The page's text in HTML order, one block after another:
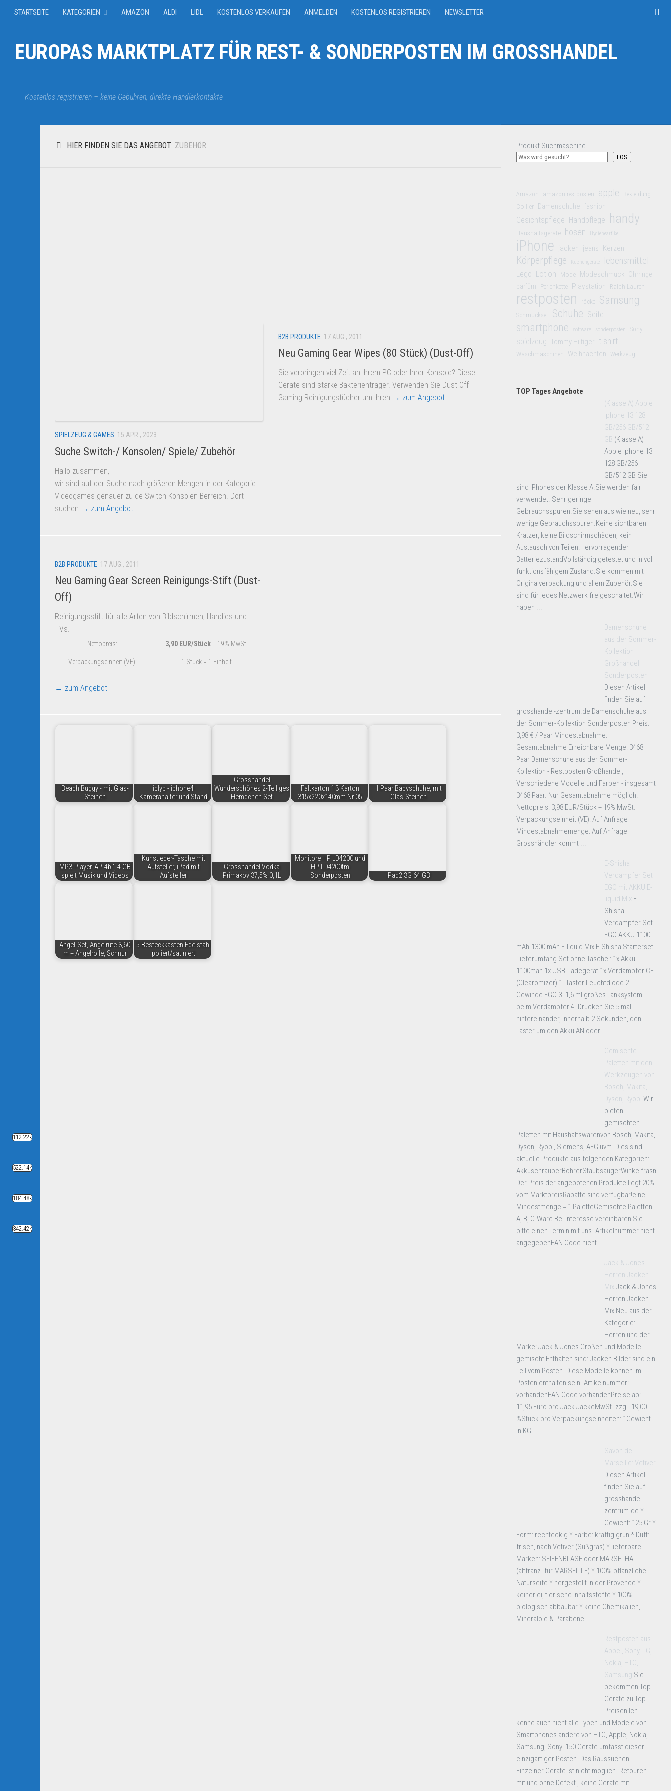
STARTSEITE KATEGORIEN AMAZON ALDI LIDL KOSTENLOS VERKAUFEN ANMELDEN KOSTENLOS REGISTRIEREN NEWSLETTER
EUROPAS MARKTPLATZ FÜR REST- & SONDERPOSTEN IM GROSSHANDEL
Kostenlos registrieren – keine Gebühren, direkte Händlerkontakte
HIER FINDEN SIE DAS ANGEBOT: ZUBEHÖR
SPIELZEUG & GAMES 15 APR., 2023
Suche Switch-/ Konsolen/ Spiele/ Zubehör
Hallo zusammen,
wir sind auf der Suche nach größeren Mengen in der Kategorie
Videogames genauer zu de Switch Konsolen Berreich. Dort
suchen → zum Angebot
B2B PRODUKTE 17 AUG., 2011
Neu Gaming Gear Wipes (80 Stück) (Dust-Off)
Sie verbringen viel Zeit an Ihrem PC oder Ihrer Konsole? Diese
Geräte sind starke Bakterienträger. Verwenden Sie Dust-Off
Gaming Reinigungstücher um Ihren → zum Angebot
B2B PRODUKTE 17 AUG., 2011
Neu Gaming Gear Screen Reinigungs-Stift (Dust-
Off)
Reinigungsstift für alle Arten von Bildschirmen, Handies und
TVs.
Nettopreis: 3,90 EUR/Stück+ 19% MwSt.
Verpackungseinheit (VE): 1 Stück = 1 Einheit
→ zum Angebot
Beach Buggy - mit Glas-
Steinen
iclyp - iphone4
Kamerahalter und Stand
Grosshandel
Wunderschönes 2-Teiliges
Hemdchen Set
Faltkarton 1.3 Karton
315x220x140mm Nr 05
1 Paar Babyschuhe, mit
Glas-Steinen
MP3-Player 'AP-4bl', 4 GB
spielt Musik und Videos
Kunstleder-Tasche mit
Aufsteller, iPad mit
Aufsteller
Grosshandel Vodka
Primakov 37,5% 0,1L
Monitore HP LD4200 und
HP LD4200tm
Sonderposten
iPad2 3G 64 GB
Angel-Set, Angelrute 3,60
m + Angelrolle, Schnur
5 Besteckkästen Edelstahl
poliert/satiniert
Produkt Suchmaschine
LOS
Amazon amazon restposten apple Bekleidung
Collier Damenschuhe fashion
Gesichtspflege Handpflege handy
Haushaltsgeräte hosen Hygieneartikel
iPhone jacken jeans Kerzen
Körperpflege Küchengeräte lebensmittel
Lego Lotion Mode Modeschmuck Ohrringe
parfüm
Perlenkette Playstation Ralph Lauren
restposten röcke Samsung
Schmuckset Schuhe Seife
smartphone software sonderposten Sony
spielzeug Tommy Hilfiger t shirt
Waschmaschinen Weihnachten Werkzeug
TOP Tages Angebote
(Klasse A) Apple
Iphone 13 128
GB/256 GB/512
GB (Klasse A)
Apple Iphone 13
128 GB/256
GB/512 GB Sie
sind iPhones der Klasse A.Sie werden fair
verwendet. Sehr geringe
Gebrauchsspuren.Sie sehen aus wie neu, sehr
wenige Gebrauchsspuren.Keine sichtbaren
Kratzer, keine Bildschirmschäden, kein
Austausch von Teilen.Hervorragender
BatteriezustandVollständig getestet und in voll
funktionsfähigem Zustand.Sie kommen mit
Originalverpackung und allem Zubehör.Sie
sind für jedes Netzwerk freigeschaltet.Wir
haben ...
Damenschuhe
aus der Sommer-
Kollektion
Großhandel
Sonderposten
Diesen Artikel
finden Sie auf
grosshandel-zentrum.de Damenschuhe aus
der Sommer-Kollektion Sonderposten Preis:
3,98 € / Paar Mindestabnahme:
Gesamtabnahme Erreichbare Menge: 3468
Paar Damenschuhe aus der Sommer-
Kollektion - Restposten Großhandel,
Verschiedene Modelle und Farben - insgesamt
3468 Paar. Nur Gesamtabnahme möglich.
Nettopreis: 3,98 EUR/Stück + 19% MwSt.
Verpackungseinheit (VE): Auf Anfrage
Mindestabnahmemenge: Auf Anfrage
Grosshändler kommt ...
E-Shisha
Verdampfer Set
EGO mit AKKU E-
liquid Mix E-
Shisha
Verdampfer Set
EGO AKKU 1100
mAh-1300 mAh E-liquid Mix E-Shisha Starterset
Lieferumfang Set ohne Tasche : 1x Akku
1100mah 1x USB-Ladegerät 1x Verdampfer CE
(Clearomizer) 1. Taster Leuchtdiode 2.
Gewinde EGO 3. 1,6 ml großes Tanksystem
beim Verdampfer 4. Drücken Sie 5 mal
hintereinander, innerhalb 2 Sekunden, den
Taster um den Akku AN oder ...
Gemischte
Paletten mit den
Werkzeugen von
Bosch, Makita,
Dyson, Ryobi Wir
bieten
gemischten
Paletten mit Haushaltswarenvon Bosch, Makita,
Dyson, Ryobi, Siemens, AEG uvm. Dies sind
aktuelle Produkte aus folgenden Kategorien:
Der Preis der angebotenen Produkte liegt 20%
vom MarktpreisRabatte sind verfügbar!eine
Mindestmenge = 1 PaletteGemischte Paletten -
A, B, C-Ware Bei Interesse vereinbaren Sie
bitte einen Termin mit uns. Artikelnummer nicht
angegebenEAN Code nicht ...
Jack & Jones
Herren Jacken
MixJack & Jones
Herren Jacken
Mix Neu aus der
Kategorie:
Herren und der
Marke: Jack & Jones Größen und Modelle
gemischt Enthalten sind: Jacken Bilder sind ein
Teil vom Posten. Diese Modelle können im
Posten enthalten sein. Artikelnummer:
vorhandenEAN Code vorhandenPreise ab:
11,95 Euro pro Jack JackeMwSt. zzgl. 19,00
%Stück pro Verpackungseinheiten: 1Gewicht
in KG ...
Savon de
Marseille: Vetiver
Diesen Artikel
finden Sie auf
grosshandel-
zentrum.de *
Gewicht: 125 Gr *
Form: rechteckig * Farbe: kräftig grün * Duft:
frisch, nach Vetiver (Süßgras) * lieferbare
Marken: SEIFENBLASE oder MARSELHA
(altfranz. für MARSEILLE) * 100% pflanzliche
Naturseife * hergestellt in der Provence *
keinerlei, tierische Inhaltsstoffe * 100%
biologisch abbaubar * keine Chemikalien,
Mineralöle & Parabene ...
Restposten aus
Appel, Sony, LG,
Nokia, HTC,
Samsung Sie
bekommen Top
Geräte zu Top
Preisen Ich
kenne auch nicht alle Typen und Modele von
Smartphones andere von HTC, Apple, Nokia,
Samsung, Sony. 150 Geräte umfasst dieser
einzigartiger Posten. Das Raussuchen
Einzelner Geräte ist nicht möglich. Retouren
mit und ohne Defekt , keine Geräte mit
112.22k
522.14k
184.48k
342.42k